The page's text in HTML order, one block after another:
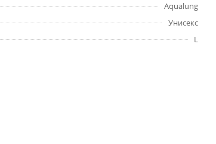
Aqualung
Унисекс
L